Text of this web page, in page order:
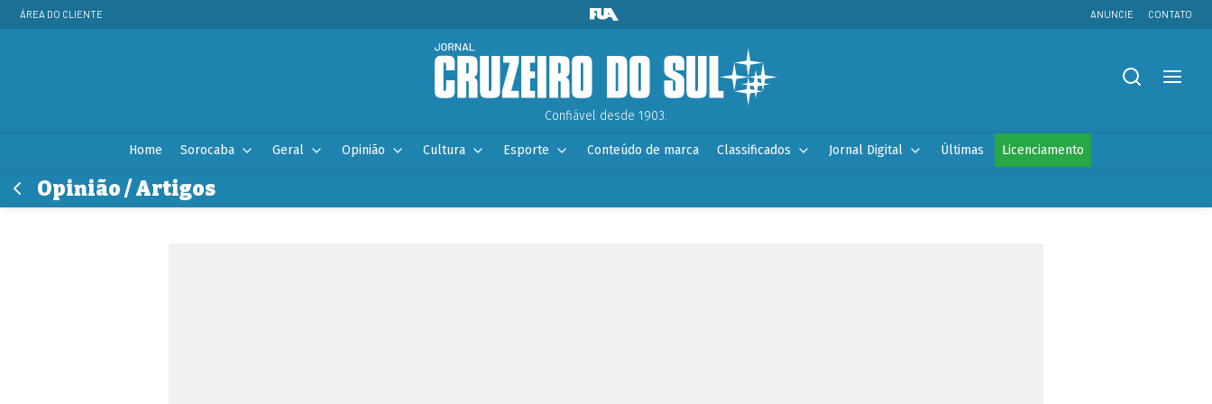
ÁREA DO CLIENTE ANUNCIE CONTATO
Confiável desde 1903.
Home Sorocaba Geral Opinião Cultura Esporte Conteúdo de marca Classificados Jornal Digital Últimas Licenciamento
Opinião / Artigos